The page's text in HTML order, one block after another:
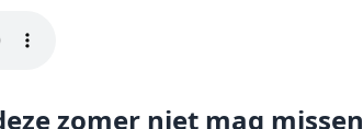
zomer niet mag missen